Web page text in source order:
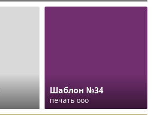
Шаблон №34
печать ооо